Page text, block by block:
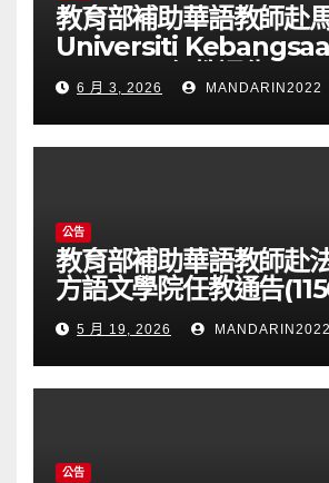
教育部補助華語教師赴
Universiti
Malaysia任教通告
6 月 3, 2026 MANDARIN2022
公告
教育部補助華語教師赴
方語文學院任教通告
5 月 19, 2026 MANDARIN2022
公告